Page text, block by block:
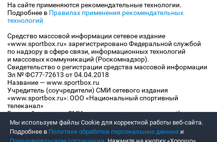
На сайте применяются рекомендательные технологии.
Подробнее в Правилах применения рекомендательных
технологий
Средство массовой информации сетевое издание
«www.sportbox.ru» зарегистрировано Федеральной службой
по надзору в сфере связи, информационных технологий
и массовых коммуникаций (Роскомнадзор).
Свидетельство о регистрации средства массовой информации
Эл № ФС77-72613 от 04.04.2018
Название — www.sportbox.ru
Учредитель (соучредители) СМИ сетевого издания
«www.sportbox.ru»: ООО «Национальный спортивный
телеканал»
Главный редактор СМИ сетевого издания «www.sportbox.ru»:
Конов В.А.
Номер телефона редакции СМИ сетевого издания
«www.sportbox.ru»: +7 (495) 653 8419
Мы используем файлы Сookie для корректной работы веб-сайта.
Подробнее в Политике обработки персональных данных и